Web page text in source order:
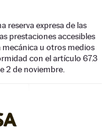
reserva expresa de las
prestaciones accesibles
mecánica u otros medios
con el artículo 67.3
2 de noviembre.